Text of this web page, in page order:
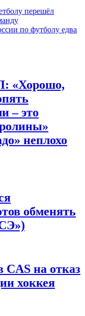
перешёл
по футболу едва
«Хорошо,
– это
неплохо
обменять
на отказ
хоккея